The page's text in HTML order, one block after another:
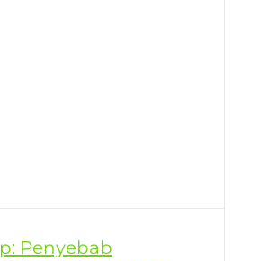
Penyebab